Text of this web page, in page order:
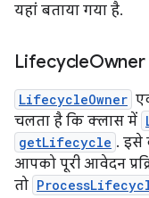
यहां बताया गया है.
LifecycleOwner
LifecycleOwner
चलता है कि क्लास में
getLifecycle . इसे
आपको पूरी आवेदन
तो